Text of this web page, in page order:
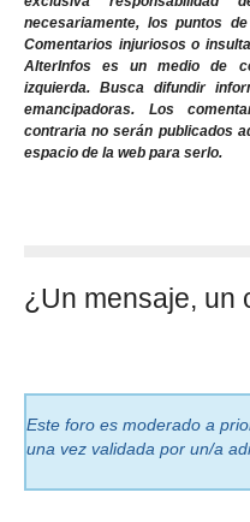
necesariamente, los puntos
Comentarios injuriosos o
AlterInfos es un medio de
izquierda. Busca difundir
emancipadoras. Los
contraria no serán publicados
espacio de la web para serlo.
¿Un mensaje, un
Este foro es moderado a
una vez validada por un/a